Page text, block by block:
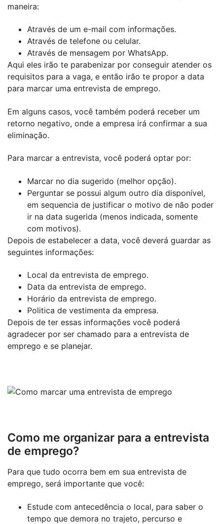
maneira:
Através de um e-mail com informações.
Através de telefone ou celular.
Através de mensagem por WhatsApp.
Aqui eles irão te parabenizar por conseguir atender os
requisitos para a vaga, e então irão te propor a data
para marcar uma entrevista de emprego.
Em alguns casos, você também poderá receber um
retorno negativo, onde a empresa irá confirmar a sua
eliminação.
Para marcar a entrevista, você poderá optar por:
Marcar no dia sugerido (melhor opção).
Perguntar se possui algum outro dia disponível,
em sequencia de justificar o motivo de não poder
ir na data sugerida (menos indicada, somente
com motivos).
Depois de estabelecer a data, você deverá guardar as
seguintes informações:
Local da entrevista de emprego.
Data da entrevista de emprego.
Horário da entrevista de emprego.
Politica de vestimenta da empresa.
Depois de ter essas informações você poderá
agradecer por ser chamado para a entrevista de
emprego e se planejar.
Como me organizar para a entrevista
de emprego?
Para que tudo ocorra bem em sua entrevista de
emprego, será importante que você:
Estude com antecedência o local, para saber o
tempo que demora no trajeto, percurso e